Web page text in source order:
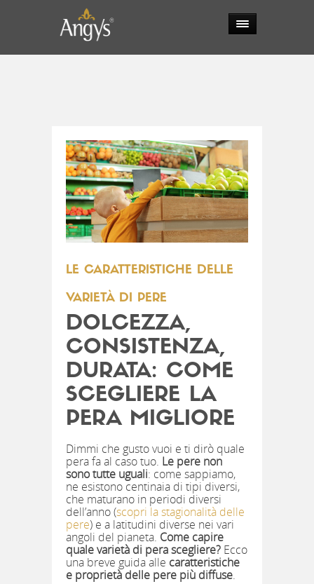
LE CARATTERISTICHE DELLE
VARIETÀ DI PERE
DOLCEZZA,
CONSISTENZA,
DURATA: COME
SCEGLIERE LA
PERA MIGLIORE
Dimmi che gusto vuoi e ti dirò quale
pera fa al caso tuo. Le pere non
sono tutte uguali: come sappiamo,
ne esistono centinaia di tipi diversi,
che maturano in periodi diversi
dell’anno (scopri la stagionalità delle
pere) e a latitudini diverse nei vari
angoli del pianeta. Come capire
quale varietà di pera scegliere? Ecco
una breve guida alle caratteristiche
e proprietà delle pere più diffuse.